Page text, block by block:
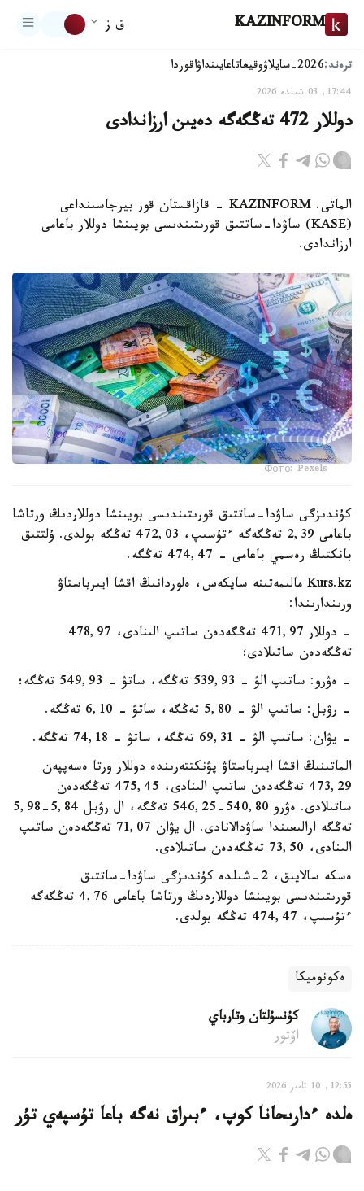
KAZINFORM ق ز
ترەند:2026-سايلاۋ وقيعاتاعايىنداۋاقوردا
17:44, 03 شىلدە 2026
دوللار 472 تەڭگەگە دەيىن ارزاندادى
الماتى. KAZINFORM - قازاقستان قور بيرجاسىنداعى
(KASE) ساۋدا-ساتتىق قورىتىندىسى بويىنشا دوللار باعامى
ارزاندادى.
Фото: Pexels
كۇندىزگى ساۋدا-ساتتىق قورىتىندىسى بويىنشا دوللاردىڭ ورتاشا
باعامى 2,39 تەڭگەگە ءتۇسىپ، 472,03 تەڭگە بولدى. ۇلتتىق
بانكتىڭ رەسمي باعامى - 474,47 تەڭگە.
Kurs.kz مالىمەتىنە سايكەس، ەلوردانىڭ اقشا ايىرباستاۋ
ورىندارىندا:
- دوللار 471,97 تەڭگەدەن ساتىپ الىنادى، 478,97
تەڭگەدەن ساتىلادى؛
- ەۋرو: ساتىپ الۋ - 539,93 تەڭگە، ساتۋ - 549,93 تەڭگە؛
- رۋبل: ساتىپ الۋ - 5,80 تەڭگە، ساتۋ - 6,10 تەڭگە.
- يۋان: ساتىپ الۋ - 69,31 تەڭگە، ساتۋ - 74,18 تەڭگە.
الماتىنىڭ اقشا ايىرباستاۋ پۋنكتتەرىندە دوللار ورتا ەسەپپەن
473,29 تەڭگەدەن ساتىپ الىنادى، 475,45 تەڭگەدەن
ساتىلادى. ەۋرو 540,80-546,25 تەڭگە، ال رۋبل 5,84-5,98
تەڭگە ارالىعىندا ساۋدالانادى. ال يۋان 71,07 تەڭگەدەن ساتىپ
الىنادى، 73,50 تەڭگەدەن ساتىلادى.
ەسكە سالايىق، 2-شىلدە كۇندىزگى ساۋدا-ساتتىق
قورىتىندىسى بويىنشا دوللاردىڭ ورتاشا باعامى 4,76 تەڭگەگە
ءتۇسىپ، 474,47 تەڭگە بولدى.
ەكونوميكا
كۇنسۇلتان وتارباي
اۆتور
12:55, 10 تامىز 2026
ەلدە ءدارىحانا كوپ، ءبىراق نەگە باعا تۇسپەي تۇر